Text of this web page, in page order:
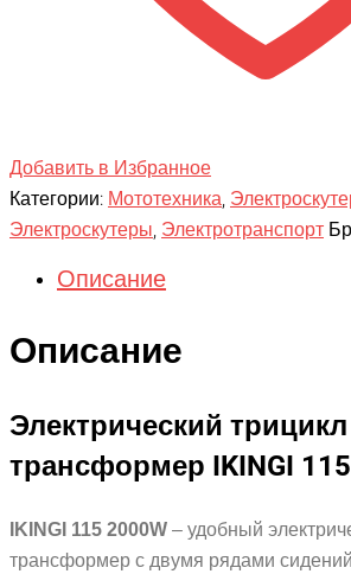
Добавить в Избранное
Категории: Мототехника
Электроскутеры Электротранспорт
Описание
Описание
Электрический трицикл
трансформер IKINGI
IKINGI 115 2000W – удобный
трансформер с двумя рядами